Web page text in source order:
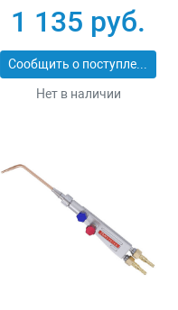
11334-XL
1 135 руб.
Сообщить о поступлении
Нет в наличии